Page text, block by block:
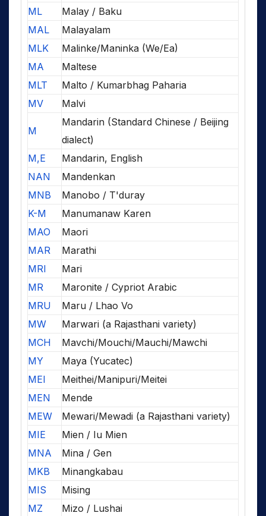
ML
Malay / Baku
MAL
Malayalam
MLK
Malinke/Maninka (We/Ea)
MA
Maltese
MLT
Malto / Kumarbhag Paharia
MV
Malvi
M
Mandarin (Standard Chinese / Beijing
dialect)
M,E
Mandarin, English
NAN
Mandenkan
MNB
Manobo / T'duray
K-M
Manumanaw Karen
MAO
Maori
MAR
Marathi
MRI
Mari
MR
Maronite / Cypriot Arabic
MRU
Maru / Lhao Vo
MW
Marwari (a Rajasthani variety)
MCH
Mavchi/Mouchi/Mauchi/Mawchi
MY
Maya (Yucatec)
MEI
Meithei/Manipuri/Meitei
MEN
Mende
MEW
Mewari/Mewadi (a Rajasthani variety)
MIE
Mien / Iu Mien
MNA
Mina / Gen
MKB
Minangkabau
MIS
Mising
MZ
Mizo / Lushai